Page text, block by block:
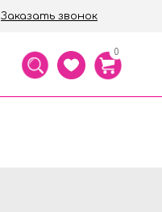
Заказать звонок
0